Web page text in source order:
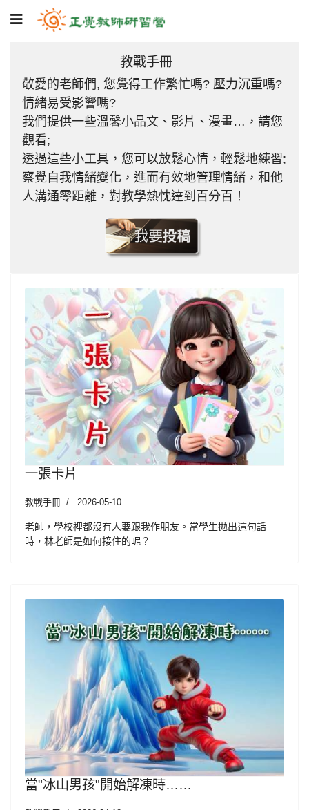
教戰手冊
敬愛的老師們, 您覺得工作繁忙嗎? 壓力沉重嗎?
情緒易受影響嗎?
我們提供一些溫馨小品文、影片、漫畫…，請您
觀看;
透過這些小工具，您可以放鬆心情，輕鬆地練習;
察覺自我情緒變化，進而有效地管理情緒，和他
人溝通零距離，對教學熱忱達到百分百！
一張卡片
教戰手冊 2026-05-10
老師，學校裡都沒有人要跟我作朋友。當學生拋出這句話
時，林老師是如何接住的呢？
當"冰山男孩"開始解凍時……